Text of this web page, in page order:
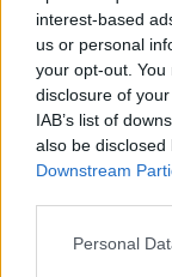
interest-based
us or personal
your opt-out.
disclosure of
IAB’s list of
also be
Downstream
Personal
Ανδρομάχη:
στυλάτο beach